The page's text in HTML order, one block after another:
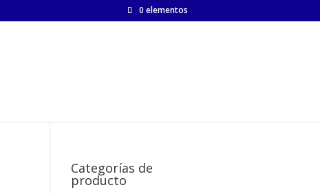
0 elementos
Categorías de
producto